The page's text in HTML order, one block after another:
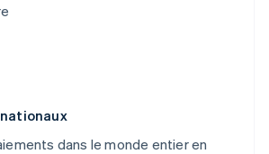
dans le monde entier en